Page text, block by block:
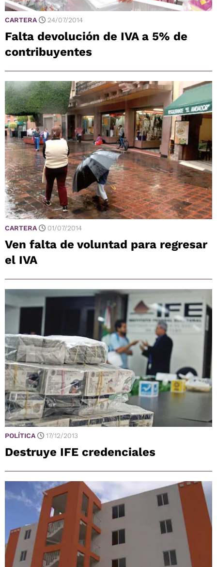
CARTERA 24/07/2014
Falta devolución de IVA a 5% de
contribuyentes
CARTERA 01/07/2014
Ven falta de voluntad para regresar
el IVA
POLÍTICA 17/12/2013
Destruye IFE credenciales